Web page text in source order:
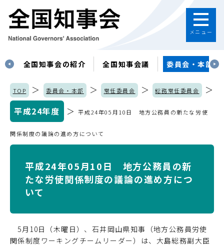
メニュー
全国知事会の紹介 全国知事会議 委員会・本部
TOP ＞ 委員会・本部 ＞ 常任委員会 ＞ 総務常任委員会
＞
平成24年度
＞平成24年05月10日 地方公務員の新たな労使
関係制度の議論の進め方について
平成24年05月10日 地方公務員の新
たな労使関係制度の議論の進め方につ
いて
5月10日（木曜日）、石井岡山県知事（地方公務員労使
関係制度ワーキングチームリーダー）は、大島総務副大臣